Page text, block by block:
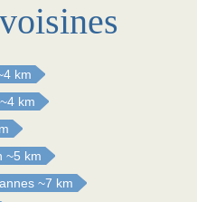
km
~4 km
~5 km
~7 km